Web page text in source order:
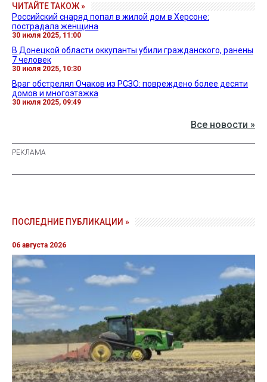
ЧИТАЙТЕ ТАКОЖ »
Российский снаряд попал в жилой дом в Херсоне:
пострадала женщина
30 июля 2025, 11:00
В Донецкой области оккупанты убили гражданского, ранены
7 человек
30 июля 2025, 10:30
Враг обстрелял Очаков из РСЗО: повреждено более десяти
домов и многоэтажка
30 июля 2025, 09:49
Все новости »
ПОСЛЕДНИЕ ПУБЛИКАЦИИ »
06 августа 2026